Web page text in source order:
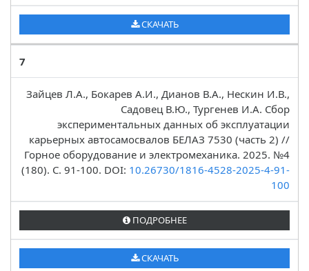
СКАЧАТЬ
7
Зайцев Л.А., Бокарев А.И., Дианов В.А., Нескин И.В.,
Садовец В.Ю., Тургенев И.А. Сбор
экспериментальных данных об эксплуатации
карьерных автосамосвалов БЕЛАЗ 7530 (часть 2) //
Горное оборудование и электромеханика. 2025. №4
(180). C. 91-100. DOI: 10.26730/1816-4528-2025-4-91-
100
ПОДРОБНЕЕ
СКАЧАТЬ